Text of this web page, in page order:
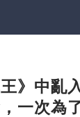
》中亂
一次為